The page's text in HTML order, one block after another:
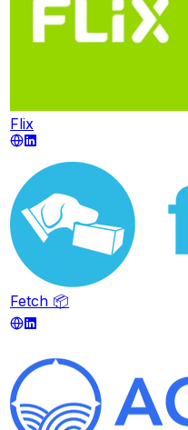
Flix
Fetch 📦